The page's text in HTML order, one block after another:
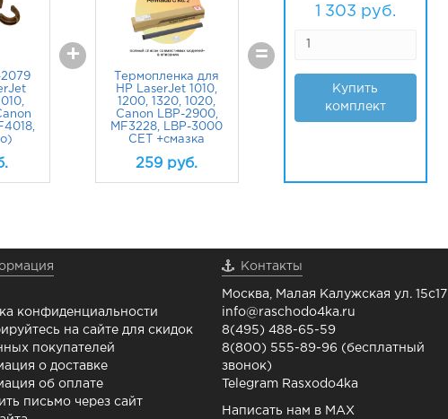
2079
+
Термопленка для
HP LaserJet 1010,
1200, 1320, 1020,
Canon LBP-2900,
MF3228, LBP-3000
CET +смазка
259 руб.
=
1 303 руб.
Купить
комплект
конфиденциальности
на сайте для скидок
покупателей
о доставке
об оплате
письмо через сайт
Контакты
Москва, Малая Калужская ул. 15с17
info@raschodo4ka.ru
8(495) 488-65-59
8(800) 555-89-96 (бесплатный
звонок)
Telegram Rasxodo4ka
Написать нам в MAX